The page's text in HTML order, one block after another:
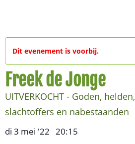
Dit evenement is voorbij.
Freek de Jonge
UITVERKOCHT - Goden, helden,
slachtoffers en nabestaanden
di 3 mei '22 20:15